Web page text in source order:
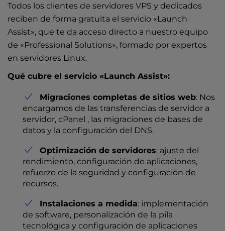
Todos los clientes de servidores VPS y dedicados
reciben de forma gratuita el servicio «Launch
Assist», que te da acceso directo a nuestro equipo
de «Professional Solutions», formado por expertos
en servidores Linux.
Qué cubre el servicio «Launch Assist»:
Migraciones completas de sitios web: Nos
encargamos de las transferencias de servidor a
servidor, cPanel , las migraciones de bases de
datos y la configuración del DNS.
Optimización de servidores: ajuste del
rendimiento, configuración de aplicaciones,
refuerzo de la seguridad y configuración de
recursos.
Instalaciones a medida: implementación
de software, personalización de la pila
tecnológica y configuración de aplicaciones